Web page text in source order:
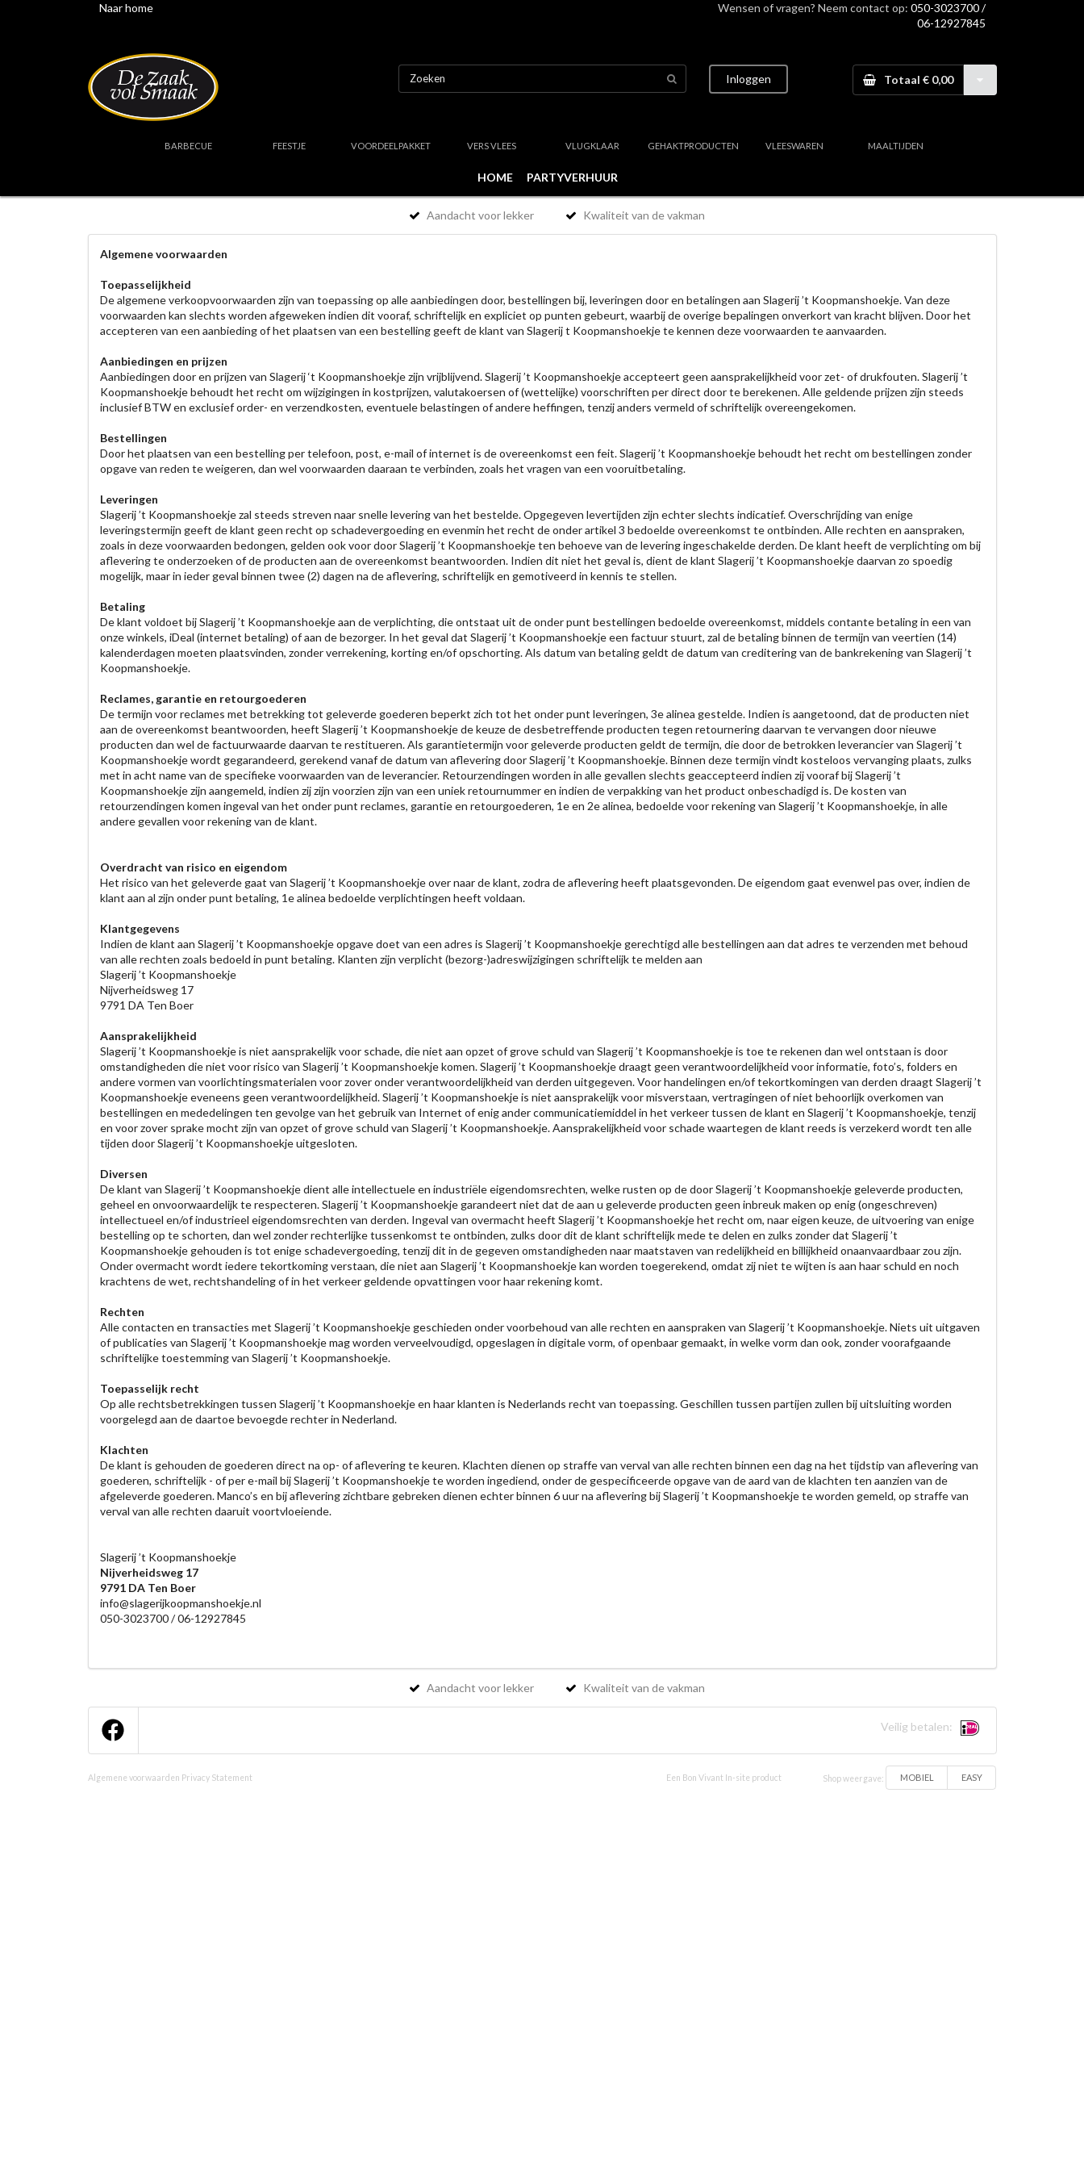
Naar home Wensen of vragen? Neem contact op: 050-3023700 /
06-12927845
Inloggen Totaal € 0,00
BARBECUE FEESTJE VOORDEELPAKKET VERS VLEES VLUGKLAAR GEHAKTPRODUCTEN VLEESWAREN MAALTIJDEN
HOME PARTYVERHUUR
Aandacht voor lekker Kwaliteit van de vakman
Algemene voorwaarden
Toepasselijkheid
De algemene verkoopvoorwaarden zijn van toepassing op alle aanbiedingen door, bestellingen bij, leveringen door en betalingen aan Slagerij ’t Koopmanshoekje. Van deze
voorwaarden kan slechts worden afgeweken indien dit vooraf, schriftelijk en expliciet op punten gebeurt, waarbij de overige bepalingen onverkort van kracht blijven. Door het
accepteren van een aanbieding of het plaatsen van een bestelling geeft de klant van Slagerij t Koopmanshoekje te kennen deze voorwaarden te aanvaarden.
Aanbiedingen en prijzen
Aanbiedingen door en prijzen van Slagerij ‘t Koopmanshoekje zijn vrijblijvend. Slagerij ’t Koopmanshoekje accepteert geen aansprakelijkheid voor zet- of drukfouten. Slagerij ’t
Koopmanshoekje behoudt het recht om wijzigingen in kostprijzen, valutakoersen of (wettelijke) voorschriften per direct door te berekenen. Alle geldende prijzen zijn steeds
inclusief BTW en exclusief order- en verzendkosten, eventuele belastingen of andere heffingen, tenzij anders vermeld of schriftelijk overeengekomen.
Bestellingen
Door het plaatsen van een bestelling per telefoon, post, e-mail of internet is de overeenkomst een feit. Slagerij ’t Koopmanshoekje behoudt het recht om bestellingen zonder
opgave van reden te weigeren, dan wel voorwaarden daaraan te verbinden, zoals het vragen van een vooruitbetaling.
Leveringen
Slagerij ’t Koopmanshoekje zal steeds streven naar snelle levering van het bestelde. Opgegeven levertijden zijn echter slechts indicatief. Overschrijding van enige
leveringstermijn geeft de klant geen recht op schadevergoeding en evenmin het recht de onder artikel 3 bedoelde overeenkomst te ontbinden. Alle rechten en aanspraken,
zoals in deze voorwaarden bedongen, gelden ook voor door Slagerij ’t Koopmanshoekje ten behoeve van de levering ingeschakelde derden. De klant heeft de verplichting om bij
aflevering te onderzoeken of de producten aan de overeenkomst beantwoorden. Indien dit niet het geval is, dient de klant Slagerij ’t Koopmanshoekje daarvan zo spoedig
mogelijk, maar in ieder geval binnen twee (2) dagen na de aflevering, schriftelijk en gemotiveerd in kennis te stellen.
Betaling
De klant voldoet bij Slagerij ’t Koopmanshoekje aan de verplichting, die ontstaat uit de onder punt bestellingen bedoelde overeenkomst, middels contante betaling in een van
onze winkels, iDeal (internet betaling) of aan de bezorger. In het geval dat Slagerij ’t Koopmanshoekje een factuur stuurt, zal de betaling binnen de termijn van veertien (14)
kalenderdagen moeten plaatsvinden, zonder verrekening, korting en/of opschorting. Als datum van betaling geldt de datum van creditering van de bankrekening van Slagerij ’t
Koopmanshoekje.
Reclames, garantie en retourgoederen
De termijn voor reclames met betrekking tot geleverde goederen beperkt zich tot het onder punt leveringen, 3e alinea gestelde. Indien is aangetoond, dat de producten niet
aan de overeenkomst beantwoorden, heeft Slagerij ’t Koopmanshoekje de keuze de desbetreffende producten tegen retournering daarvan te vervangen door nieuwe
producten dan wel de factuurwaarde daarvan te restitueren. Als garantietermijn voor geleverde producten geldt de termijn, die door de betrokken leverancier van Slagerij ’t
Koopmanshoekje wordt gegarandeerd, gerekend vanaf de datum van aflevering door Slagerij ’t Koopmanshoekje. Binnen deze termijn vindt kosteloos vervanging plaats, zulks
met in acht name van de specifieke voorwaarden van de leverancier. Retourzendingen worden in alle gevallen slechts geaccepteerd indien zij vooraf bij Slagerij ’t
Koopmanshoekje zijn aangemeld, indien zij zijn voorzien zijn van een uniek retournummer en indien de verpakking van het product onbeschadigd is. De kosten van
retourzendingen komen ingeval van het onder punt reclames, garantie en retourgoederen, 1e en 2e alinea, bedoelde voor rekening van Slagerij ’t Koopmanshoekje, in alle
andere gevallen voor rekening van de klant.
Overdracht van risico en eigendom
Het risico van het geleverde gaat van Slagerij ’t Koopmanshoekje over naar de klant, zodra de aflevering heeft plaatsgevonden. De eigendom gaat evenwel pas over, indien de
klant aan al zijn onder punt betaling, 1e alinea bedoelde verplichtingen heeft voldaan.
Klantgegevens
Indien de klant aan Slagerij ’t Koopmanshoekje opgave doet van een adres is Slagerij ’t Koopmanshoekje gerechtigd alle bestellingen aan dat adres te verzenden met behoud
van alle rechten zoals bedoeld in punt betaling. Klanten zijn verplicht (bezorg-)adreswijzigingen schriftelijk te melden aan
Slagerij ’t Koopmanshoekje
Nijverheidsweg 17
9791 DA Ten Boer
Aansprakelijkheid
Slagerij ’t Koopmanshoekje is niet aansprakelijk voor schade, die niet aan opzet of grove schuld van Slagerij ’t Koopmanshoekje is toe te rekenen dan wel ontstaan is door
omstandigheden die niet voor risico van Slagerij ’t Koopmanshoekje komen. Slagerij ’t Koopmanshoekje draagt geen verantwoordelijkheid voor informatie, foto’s, folders en
andere vormen van voorlichtingsmaterialen voor zover onder verantwoordelijkheid van derden uitgegeven. Voor handelingen en/of tekortkomingen van derden draagt Slagerij ’t
Koopmanshoekje eveneens geen verantwoordelijkheid. Slagerij ’t Koopmanshoekje is niet aansprakelijk voor misverstaan, vertragingen of niet behoorlijk overkomen van
bestellingen en mededelingen ten gevolge van het gebruik van Internet of enig ander communicatiemiddel in het verkeer tussen de klant en Slagerij ’t Koopmanshoekje, tenzij
en voor zover sprake mocht zijn van opzet of grove schuld van Slagerij ’t Koopmanshoekje. Aansprakelijkheid voor schade waartegen de klant reeds is verzekerd wordt ten alle
tijden door Slagerij ’t Koopmanshoekje uitgesloten.
Diversen
De klant van Slagerij ’t Koopmanshoekje dient alle intellectuele en industriële eigendomsrechten, welke rusten op de door Slagerij ’t Koopmanshoekje geleverde producten,
geheel en onvoorwaardelijk te respecteren. Slagerij ’t Koopmanshoekje garandeert niet dat de aan u geleverde producten geen inbreuk maken op enig (ongeschreven)
intellectueel en/of industrieel eigendomsrechten van derden. Ingeval van overmacht heeft Slagerij ’t Koopmanshoekje het recht om, naar eigen keuze, de uitvoering van enige
bestelling op te schorten, dan wel zonder rechterlijke tussenkomst te ontbinden, zulks door dit de klant schriftelijk mede te delen en zulks zonder dat Slagerij ’t
Koopmanshoekje gehouden is tot enige schadevergoeding, tenzij dit in de gegeven omstandigheden naar maatstaven van redelijkheid en billijkheid onaanvaardbaar zou zijn.
Onder overmacht wordt iedere tekortkoming verstaan, die niet aan Slagerij ’t Koopmanshoekje kan worden toegerekend, omdat zij niet te wijten is aan haar schuld en noch
krachtens de wet, rechtshandeling of in het verkeer geldende opvattingen voor haar rekening komt.
Rechten
Alle contacten en transacties met Slagerij ’t Koopmanshoekje geschieden onder voorbehoud van alle rechten en aanspraken van Slagerij ’t Koopmanshoekje. Niets uit uitgaven
of publicaties van Slagerij ’t Koopmanshoekje mag worden verveelvoudigd, opgeslagen in digitale vorm, of openbaar gemaakt, in welke vorm dan ook, zonder voorafgaande
schriftelijke toestemming van Slagerij ’t Koopmanshoekje.
Toepasselijk recht
Op alle rechtsbetrekkingen tussen Slagerij ’t Koopmanshoekje en haar klanten is Nederlands recht van toepassing. Geschillen tussen partijen zullen bij uitsluiting worden
voorgelegd aan de daartoe bevoegde rechter in Nederland.
Klachten
De klant is gehouden de goederen direct na op- of aflevering te keuren. Klachten dienen op straffe van verval van alle rechten binnen een dag na het tijdstip van aflevering van
goederen, schriftelijk - of per e-mail bij Slagerij ’t Koopmanshoekje te worden ingediend, onder de gespecificeerde opgave van de aard van de klachten ten aanzien van de
afgeleverde goederen. Manco’s en bij aflevering zichtbare gebreken dienen echter binnen 6 uur na aflevering bij Slagerij ’t Koopmanshoekje te worden gemeld, op straffe van
verval van alle rechten daaruit voortvloeiende.
Slagerij ’t Koopmanshoekje
Nijverheidsweg 17
9791 DA Ten Boer
info@slagerijkoopmanshoekje.nl
050-3023700 / 06-12927845
Aandacht voor lekker Kwaliteit van de vakman
Veilig betalen:
Algemene voorwaarden Privacy Statement Een Bon Vivant In-site product Shop weergave: MOBIEL EASY